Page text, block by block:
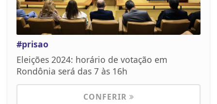
#prisao
Eleições 2024: horário de votação em
Rondônia será das 7 às 16h
CONFERIR